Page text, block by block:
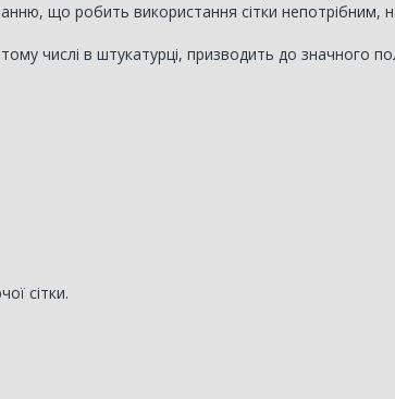
що робить використання сітки непотрібним,
числі в штукатурці, призводить до значного
сітки.